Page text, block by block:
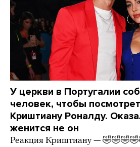
У церкви в Португалии
человек, чтобы
Криштиану Роналду.
женится не он
Реакция Криштиану —